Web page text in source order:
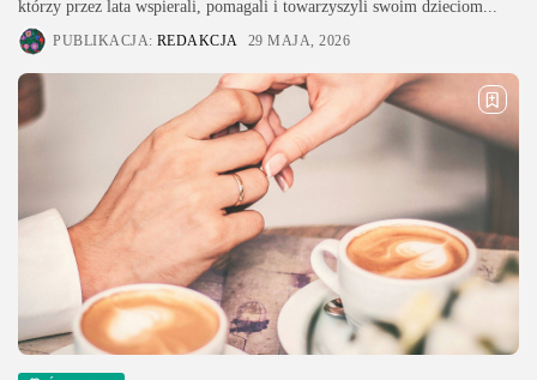
którzy przez lata wspierali, pomagali i towarzyszyli swoim dzieciom...
PUBLIKACJA: REDAKCJA 29 MAJA, 2026